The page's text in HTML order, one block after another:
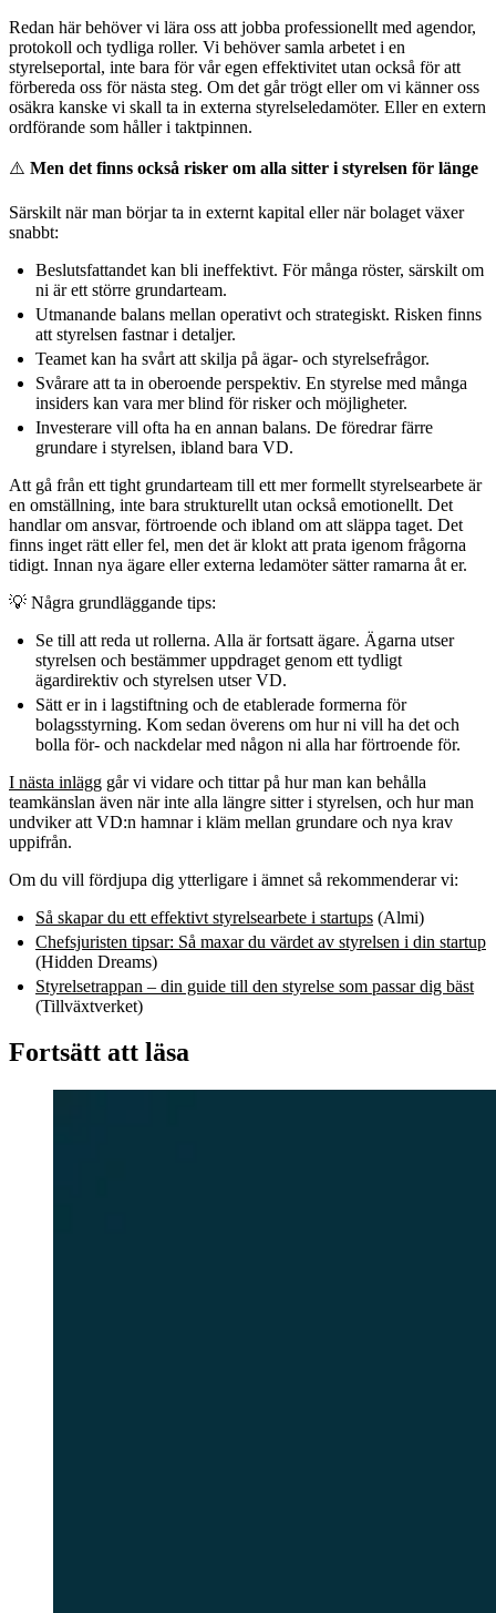
Redan här behöver vi lära oss att jobba professionellt med agendor,
protokoll och tydliga roller. Vi behöver samla arbetet i en
styrelseportal, inte bara för vår egen effektivitet utan också för att
förbereda oss för nästa steg. Om det går trögt eller om vi känner oss
osäkra kanske vi skall ta in externa styrelseledamöter. Eller en extern
ordförande som håller i taktpinnen.
⚠️ Men det finns också risker om alla sitter i styrelsen för länge
Särskilt när man börjar ta in externt kapital eller när bolaget växer
snabbt:
Beslutsfattandet kan bli ineffektivt. För många röster, särskilt om
ni är ett större grundarteam.
Utmanande balans mellan operativt och strategiskt. Risken finns
att styrelsen fastnar i detaljer.
Teamet kan ha svårt att skilja på ägar- och styrelsefrågor.
Svårare att ta in oberoende perspektiv. En styrelse med många
insiders kan vara mer blind för risker och möjligheter.
Investerare vill ofta ha en annan balans. De föredrar färre
grundare i styrelsen, ibland bara VD.
Att gå från ett tight grundarteam till ett mer formellt styrelsearbete är
en omställning, inte bara strukturellt utan också emotionellt. Det
handlar om ansvar, förtroende och ibland om att släppa taget. Det
finns inget rätt eller fel, men det är klokt att prata igenom frågorna
tidigt. Innan nya ägare eller externa ledamöter sätter ramarna åt er.
💡 Några grundläggande tips:
Se till att reda ut rollerna. Alla är fortsatt ägare. Ägarna utser
styrelsen och bestämmer uppdraget genom ett tydligt
ägardirektiv och styrelsen utser VD.
Sätt er in i lagstiftning och de etablerade formerna för
bolagsstyrning. Kom sedan överens om hur ni vill ha det och
bolla för- och nackdelar med någon ni alla har förtroende för.
I nästa inlägg går vi vidare och tittar på hur man kan behålla
teamkänslan även när inte alla längre sitter i styrelsen, och hur man
undviker att VD:n hamnar i kläm mellan grundare och nya krav
uppifrån.
Om du vill fördjupa dig ytterligare i ämnet så rekommenderar vi:
Så skapar du ett effektivt styrelsearbete i startups (Almi)
Chefsjuristen tipsar: Så maxar du värdet av styrelsen i din startup
(Hidden Dreams)
Styrelsetrappan – din guide till den styrelse som passar dig bäst
(Tillväxtverket)
Fortsätt att läsa